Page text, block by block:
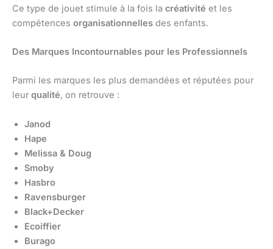
Ce type de jouet stimule à la fois la créativité et les
compétences organisationnelles des enfants.
Des Marques Incontournables pour les Professionnels
Parmi les marques les plus demandées et réputées pour
leur qualité, on retrouve :
Janod
Hape
Melissa & Doug
Smoby
Hasbro
Ravensburger
Black+Decker
Ecoiffier
Burago